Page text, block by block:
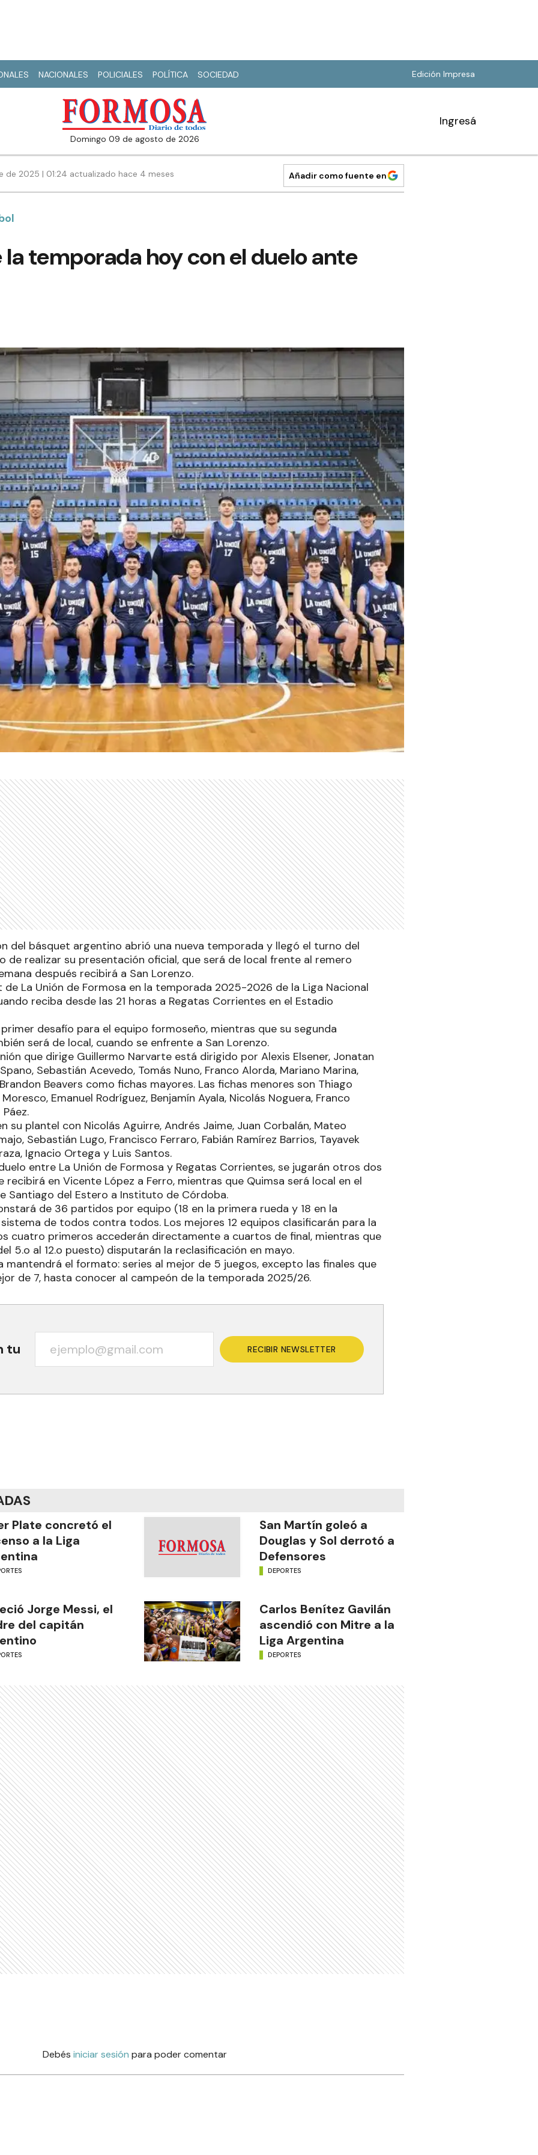
NACIONALES POLICIALES POLÍTICA SOCIEDAD Edición Impresa
domingo 09 de agosto de 2026
Ingresá
de 2025 | 01:24 actualizado hace 4 meses Añadir como fuente en
la temporada hoy con el duelo ante
del básquet argentino abrió una nueva temporada y llegó el turno del
de realizar su presentación oficial, que será de local frente al remero
después recibirá a San Lorenzo.
de La Unión de Formosa en la temporada 2025-2026 de la Liga Nacional
reciba desde las 21 horas a Regatas Corrientes en el Estadio
desafío para el equipo formoseño, mientras que su segunda
será de local, cuando se enfrente a San Lorenzo.
que dirige Guillermo Narvarte está dirigido por Alexis Elsener, Jonatan
Sebastián Acevedo, Tomás Nuno, Franco Alorda, Mariano Marina,
Beavers como fichas mayores. Las fichas menores son Thiago
Emanuel Rodríguez, Benjamín Ayala, Nicolás Noguera, Franco
su plantel con Nicolás Aguirre, Andrés Jaime, Juan Corbalán, Mateo
Sebastián Lugo, Francisco Ferraro, Fabián Ramírez Barrios, Tayavek
Ignacio Ortega y Luis Santos.
entre La Unión de Formosa y Regatas Corrientes, se jugarán otros dos
recibirá en Vicente López a Ferro, mientras que Quimsa será local en el
Santiago del Estero a Instituto de Córdoba.
de 36 partidos por equipo (18 en la primera rueda y 18 en la
de todos contra todos. Los mejores 12 equipos clasificarán para la
cuatro primeros accederán directamente a cuartos de final, mientras que
5.o al 12.o puesto) disputarán la reclasificación en mayo.
mantendrá el formato: series al mejor de 5 juegos, excepto las finales que
de 7, hasta conocer al campeón de la temporada 2025/26.
tu RECIBIR NEWSLETTER
Plate concretó el
a la Liga
San Martín goleó a
Douglas y Sol derrotó a
Defensores
DEPORTES
Jorge Messi, el
del capitán
Carlos Benítez Gavilán
ascendió con Mitre a la
Liga Argentina
DEPORTES
Debés iniciar sesión para poder comentar